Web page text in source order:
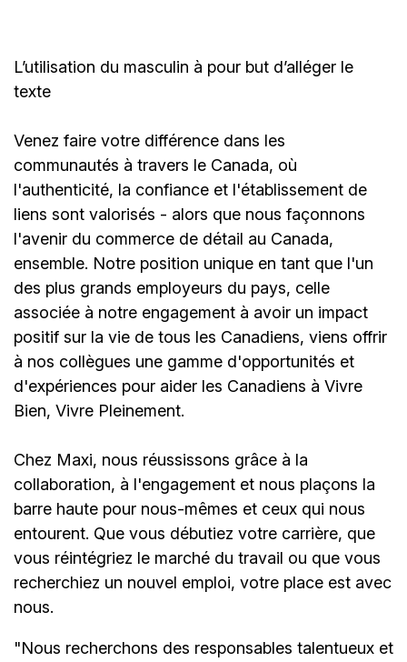
L’utilisation du masculin à pour but d’alléger le
texte
Venez faire votre différence dans les
communautés à travers le Canada, où
l'authenticité, la confiance et l'établissement de
liens sont valorisés - alors que nous façonnons
l'avenir du commerce de détail au Canada,
ensemble. Notre position unique en tant que l'un
des plus grands employeurs du pays, celle
associée à notre engagement à avoir un impact
positif sur la vie de tous les Canadiens, viens offrir
à nos collègues une gamme d'opportunités et
d'expériences pour aider les Canadiens à Vivre
Bien, Vivre Pleinement.
Chez Maxi, nous réussissons grâce à la
collaboration, à l'engagement et nous plaçons la
barre haute pour nous-mêmes et ceux qui nous
entourent. Que vous débutiez votre carrière, que
vous réintégriez le marché du travail ou que vous
recherchiez un nouvel emploi, votre place est avec
nous.
"Nous recherchons des responsables talentueux et